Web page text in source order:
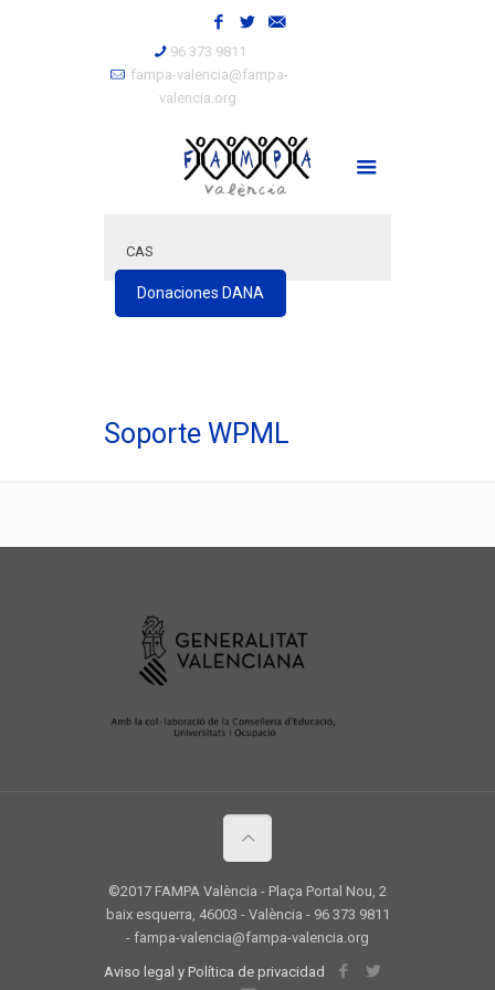
96 373 9811
fampa-valencia@fampa-
valencia.org
CAS
Donaciones DANA
Soporte WPML
©2017 FAMPA València - Plaça Portal Nou, 2
baix esquerra, 46003 - València - 96 373 9811
- fampa-valencia@fampa-valencia.org
Aviso legal y Política de privacidad